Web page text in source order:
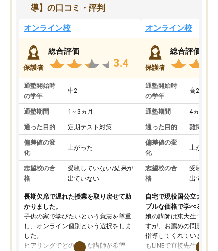
導】の口コミ・評判
オンライン校
保護者
総合評価
3.4
通塾開始時
の学年
中2
通塾期間 1～3ヵ月
通った目的 定期テスト対策
偏差値の変
化
上がった
志望校の合
格
受験していない/結果が
出ていない
長期欠席で遅れた授業を取り戻せて助
かりました。
子供の家で学びたいという意志を尊重
し、オンライン個別という選択をしま
した。
ヒアリングでどのような講師が希望
オンライン校
保護者
総合評価
通塾開始時
の学年
高2
通塾期間 4ヵ月～1
通った目的 難関私立
偏差値の変
化
上がった
志望校の合
格
受験して
出ていな
自宅で現役国公立大学生
ブルな価格で学べる
娘の講師は東大生では無
すが、お薦めの問題集や
指導してくれています。
もLINEで直接先生に質問